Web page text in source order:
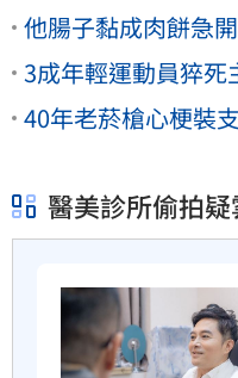
他腸子黏成肉餅急
3成年輕運動員猝
40年老菸槍心梗裝
醫美診所偷拍疑